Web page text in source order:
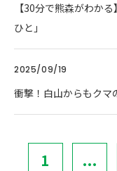
【30分で熊森がわか
ひと」
2025/09/19
衝撃！白山からもクマ
1 ...